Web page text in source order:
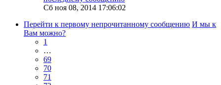
Сб ноя 08, 2014 17:06:02
Перейти к первому непрочитанному сообщению И мы к
Вам можно?
1
…
69
70
71